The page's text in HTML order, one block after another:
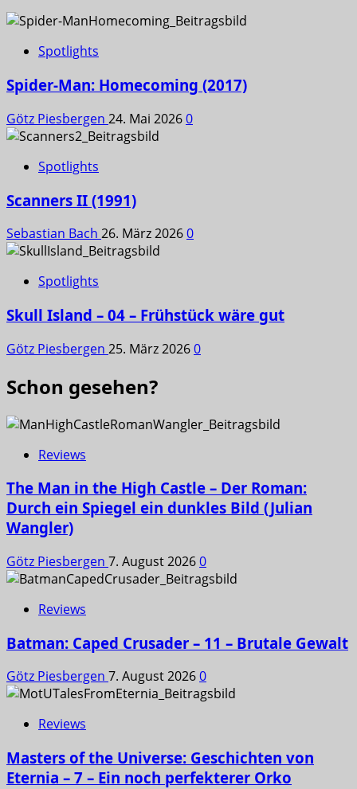
Spotlights
Spider-Man: Homecoming (2017)
Götz Piesbergen 24. Mai 20260
Spotlights
Scanners II (1991)
Sebastian Bach 26. März 20260
Spotlights
Skull Island – 04 – Frühstück wäre gut
Götz Piesbergen 25. März 20260
Schon gesehen?
Reviews
The Man in the High Castle – Der Roman:
Durch ein Spiegel ein dunkles Bild (Julian
Wangler)
Götz Piesbergen 7. August 20260
Reviews
Batman: Caped Crusader – 11 – Brutale Gewalt
Götz Piesbergen 7. August 20260
Reviews
Masters of the Universe: Geschichten von
Eternia – 7 – Ein noch perfekterer Orko